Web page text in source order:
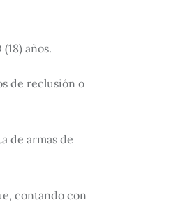
años.
de reclusión o
de armas de
contando con